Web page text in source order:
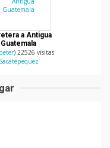
a Antigua
Guatemala
) 22526 visitas
Sacatepequez